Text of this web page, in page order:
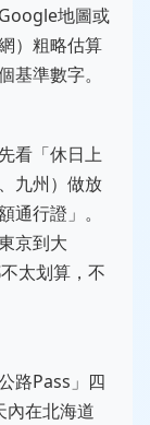
地圖或
）粗略估算
基準數字。
看「休日上
九州）做放
通行證」。
京到大
太划算，不
路Pass」四
內在北海道